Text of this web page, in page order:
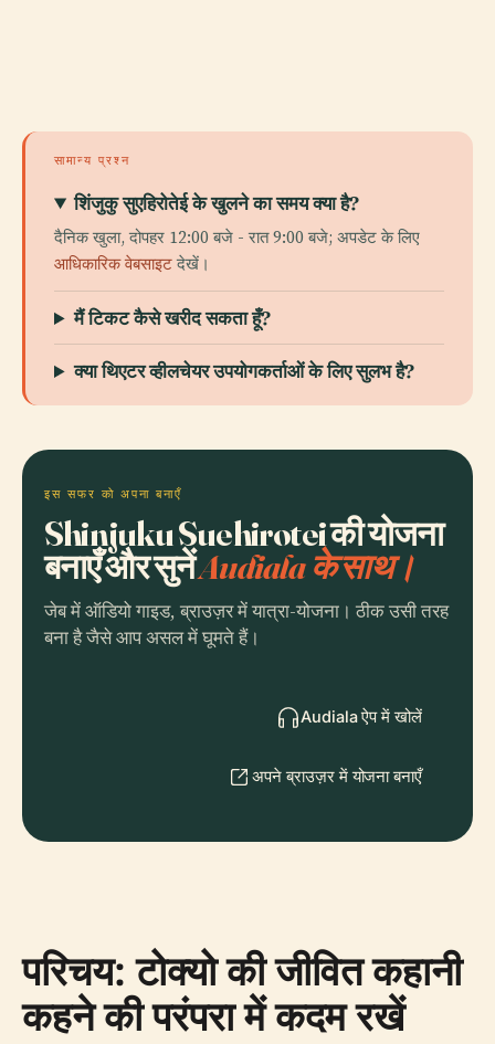
सामान्य प्रश्न
शिंजुकु सुएहिरोतेई के खुलने का समय क्या है?
दैनिक खुला, दोपहर 12:00 बजे - रात 9:00 बजे; अपडेट के लिए
आधिकारिक वेबसाइटदेखें।
मैं टिकट कैसे खरीद सकता हूँ?
क्या थिएटर व्हीलचेयर उपयोगकर्ताओं के लिए सुलभ है?
इस सफर को अपना बनाएँ
Shinjuku Suehirotei की योजना
बनाएँ और सुनेंAudiala के साथ।
जेब में ऑडियो गाइड, ब्राउज़र में यात्रा-योजना। ठीक उसी तरह
बना है जैसे आप असल में घूमते हैं।
Audiala ऐप में खोलें
अपने ब्राउज़र में योजना बनाएँ
परिचय: टोक्यो की जीवित कहानी
कहने की परंपरा में कदम रखें